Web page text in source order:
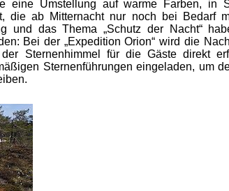
eine Umstellung auf warme Farben, in
die ab Mitternacht nur noch bei Bedarf
und das Thema „Schutz der Nacht“
Bei der „Expedition Orion“ wird die
der Sternenhimmel für die Gäste direkt
Sternenführungen eingeladen, um